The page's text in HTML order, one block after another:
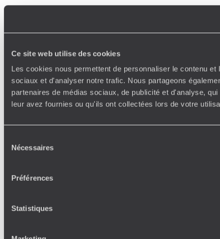
Ce site web utilise des cookies
Les cookies nous permettent de personnaliser le contenu
sociaux et d'analyser notre trafic. Nous partageons
partenaires de médias sociaux, de publicité et d'analyse,
leur avez fournies ou qu'ils ont collectées lors de votre
Nécessaires
Préférences
Statistiques